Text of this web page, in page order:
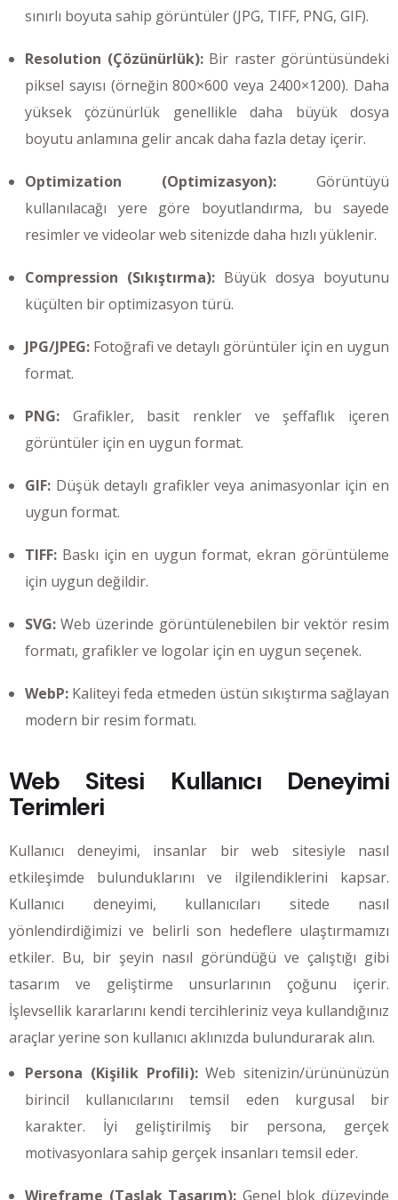
sınırlı boyuta sahip görüntüler (JPG, TIFF, PNG, GIF).
Resolution (Çözünürlük): Bir raster görüntüsündeki
piksel sayısı (örneğin 800×600 veya 2400×1200). Daha
yüksek çözünürlük genellikle daha büyük dosya
boyutu anlamına gelir ancak daha fazla detay içerir.
Optimization (Optimizasyon): Görüntüyü
kullanılacağı yere göre boyutlandırma, bu sayede
resimler ve videolar web sitenizde daha hızlı yüklenir.
Compression (Sıkıştırma): Büyük dosya boyutunu
küçülten bir optimizasyon türü.
JPG/JPEG: Fotoğrafi ve detaylı görüntüler için en uygun
format.
PNG: Grafikler, basit renkler ve şeffaflık içeren
görüntüler için en uygun format.
GIF: Düşük detaylı grafikler veya animasyonlar için en
uygun format.
TIFF: Baskı için en uygun format, ekran görüntüleme
için uygun değildir.
SVG:Web üzerinde görüntülenebilen bir vektör resim
formatı, grafikler ve logolar için en uygun seçenek.
WebP: Kaliteyi feda etmeden üstün sıkıştırma sağlayan
modern bir resim formatı.
Web Sitesi Kullanıcı Deneyimi
Terimleri
Kullanıcı deneyimi, insanlar bir web sitesiyle nasıl
etkileşimde bulunduklarını ve ilgilendiklerini kapsar.
Kullanıcı deneyimi, kullanıcıları sitede nasıl
yönlendirdiğimizi ve belirli son hedeflere ulaştırmamızı
etkiler. Bu, bir şeyin nasıl göründüğü ve çalıştığı gibi
tasarım ve geliştirme unsurlarının çoğunu içerir.
İşlevsellik kararlarını kendi tercihleriniz veya kullandığınız
araçlar yerine son kullanıcı aklınızda bulundurarak alın.
Persona (Kişilik Profili):Web sitenizin/ürününüzün
birincil kullanıcılarını temsil eden kurgusal bir
karakter. İyi geliştirilmiş bir persona, gerçek
motivasyonlara sahip gerçek insanları temsil eder.
Wireframe (Taslak Tasarım): Genel blok düzeyinde